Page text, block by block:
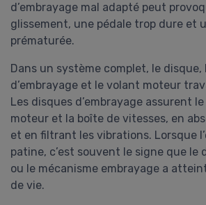
d’embrayage mal adapté peut
glissement, une pédale trop dure et
prématurée.
Dans un système complet, le disque,
d’embrayage et le volant moteur
Les disques d’embrayage assurent
moteur et la boîte de vitesses, en
et en filtrant les vibrations. Lorsque
patine, c’est souvent le signe que le
ou le mécanisme embrayage a
de vie.